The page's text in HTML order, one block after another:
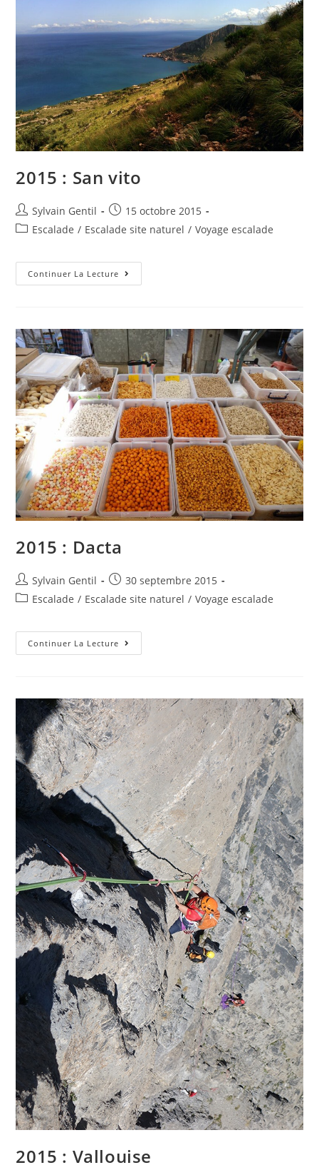
2015 : San vito
Sylvain Gentil
15 octobre 2015
Escalade / Escalade site naturel / Voyage escalade
Continuer La Lecture
2015 : Dacta
Sylvain Gentil
30 septembre 2015
Escalade / Escalade site naturel / Voyage escalade
Continuer La Lecture
2015 : Vallouise